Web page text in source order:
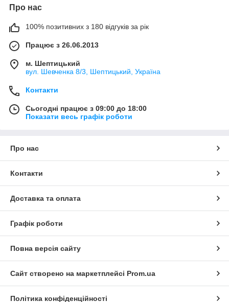
Про нас
100% позитивних з 180 відгуків за рік
Працює з 26.06.2013
м. Шептицький
вул. Шевченка 8/3, Шептицький, Україна
Контакти
Сьогодні працює з 09:00 до 18:00
Показати весь графік роботи
Про нас
Контакти
Доставка та оплата
Графік роботи
Повна версія сайту
Сайт створено на маркетплейсі Prom.ua
Політика конфіденційності